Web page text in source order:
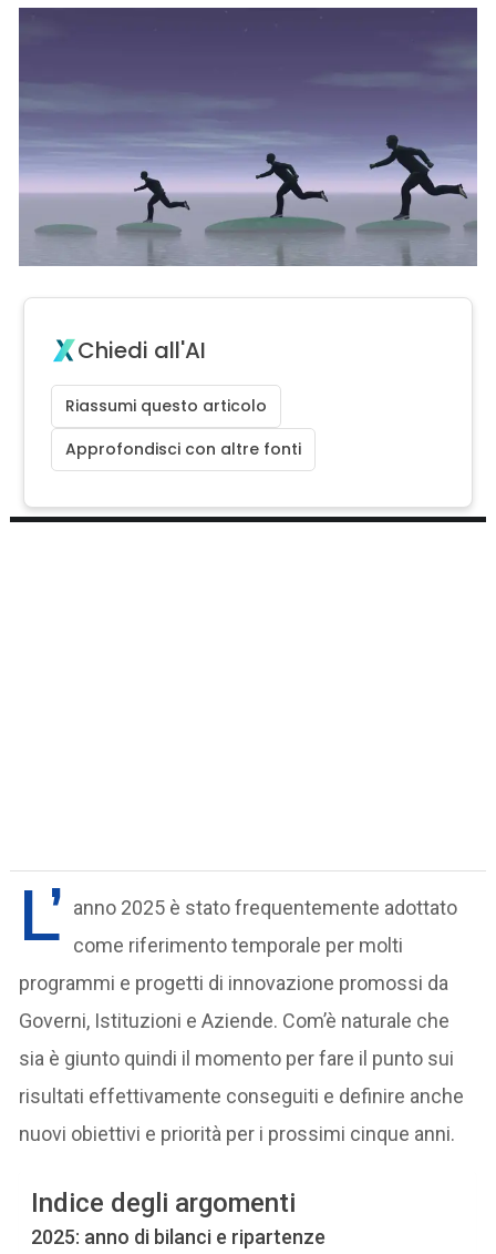
Chiedi all'AI
Riassumi questo articolo
Approfondisci con altre fonti
L’ anno 2025 è stato frequentemente adottato
come riferimento temporale per molti
programmi e progetti di innovazione promossi da
Governi, Istituzioni e Aziende. Com’è naturale che
sia è giunto quindi il momento per fare il punto sui
risultati effettivamente conseguiti e definire anche
nuovi obiettivi e priorità per i prossimi cinque anni.
Indice degli argomenti
2025: anno di bilanci e ripartenze